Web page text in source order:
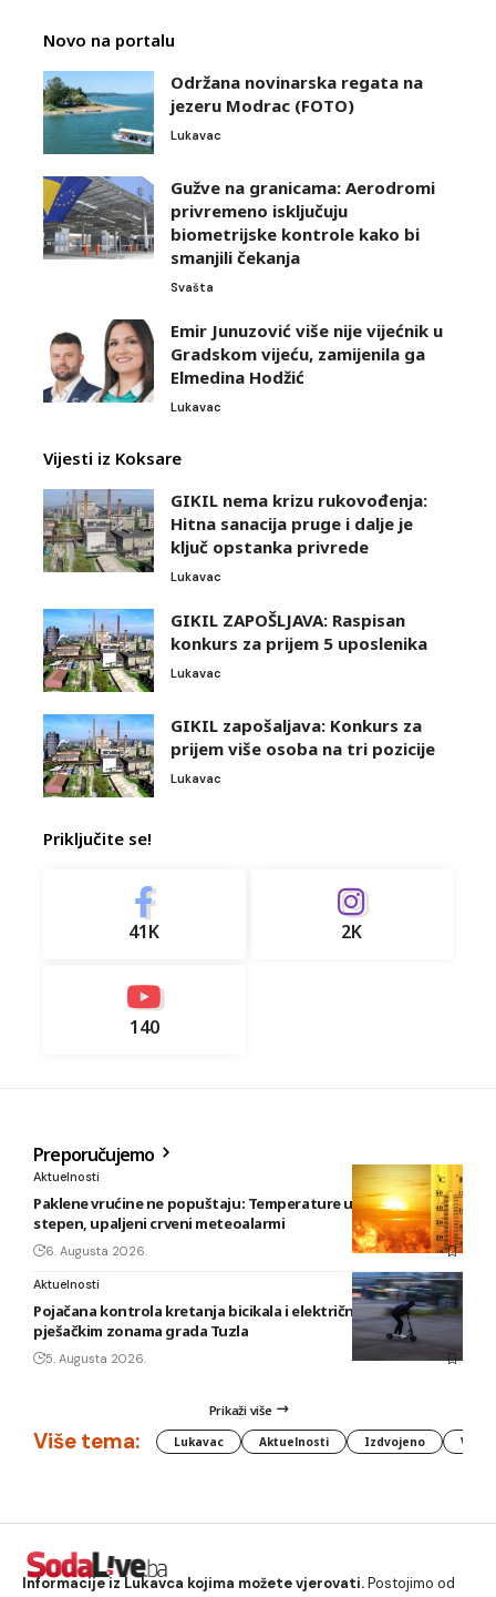
Novo na portalu
Održana novinarska regata na
jezeru Modrac (FOTO)
Lukavac
Gužve na granicama: Aerodromi
privremeno isključuju
biometrijske kontrole kako bi
smanjili čekanja
Svašta
Emir Junuzović više nije vijećnik u
Gradskom vijeću, zamijenila ga
Elmedina Hodžić
Lukavac
Vijesti iz Koksare
GIKIL nema krizu rukovođenja:
Hitna sanacija pruge i dalje je
ključ opstanka privrede
Lukavac
GIKIL ZAPOŠLJAVA: Raspisan
konkurs za prijem 5 uposlenika
Lukavac
GIKIL zapošaljava: Konkurs za
prijem više osoba na tri pozicije
Lukavac
Priključite se!
41K 2K
140
Preporučujemo
Aktuelnosti
Paklene vrućine ne popuštaju: Temperature u BiH i do 41
stepen, upaljeni crveni meteoalarmi
6. Augusta 2026.
Aktuelnosti
Pojačana kontrola kretanja bicikala i električnih romobila u
pješačkim zonama grada Tuzla
5. Augusta 2026.
Prikaži više
Više tema: Lukavac Aktuelnosti Izdvojeno
Informacije iz Lukavca kojima možete vjerovati.Postojimo od